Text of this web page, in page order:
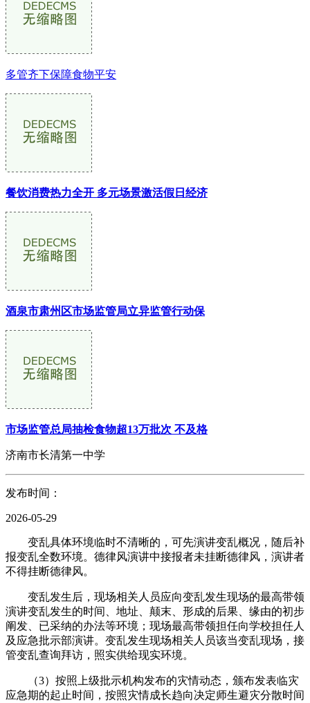
多管齐下保障食物平安
餐饮消费热力全开 多元场景激活假日经济
酒泉市肃州区市场监管局立异监管行动保
市场监管总局抽检食物超13万批次 不及格
济南市长清第一中学
发布时间：
2026-05-29
变乱具体环境临时不清晰的，可先演讲变乱概况，随后补
报变乱全数环境。德律风演讲中接报者未挂断德律风，演讲者
不得挂断德律风。
变乱发生后，现场相关人员应向变乱发生现场的最高带领
演讲变乱发生的时间、地址、颠末、形成的后果、缘由的初步
阐发、已采纳的办法等环境；现场最高带领担任向学校担任人
及应急批示部演讲。变乱发生现场相关人员该当变乱现场，接
管变乱查询拜访，照实供给现实环境。
（3）按照上级批示机构发布的灾情动态，颁布发表临灾
应急期的起止时间，按照灾情成长趋向决定师生避灾分散时间